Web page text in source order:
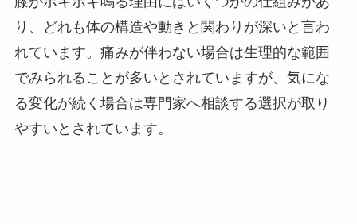
り、どれも体の構造や動きと関わりが深いと言わ
れています。痛みが伴わない場合は生理的な範囲
でみられることが多いとされていますが、気にな
る変化が続く場合は専門家へ相談する選択が取り
やすいとされています。